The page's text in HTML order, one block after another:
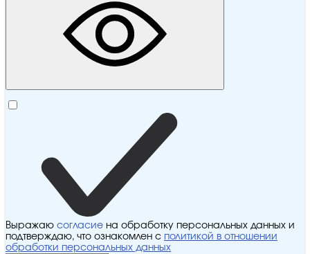
Выражаю согласие на обработку персональных данных и
подтверждаю, что ознакомлен с политикой в отношении
обработки персональных данных